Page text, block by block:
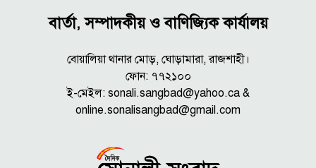
বার্তা, সম্পাদকীয় ও বাণিজ্যিক কার্যালয়
বোয়ালিয়া থানার মোড়, ঘোড়ামারা, রাজশাহী।
ফোন: ৭৭২১০০
ই-মেইল: sonali.sangbad@yahoo.ca &
online.sonalisangbad@gmail.com